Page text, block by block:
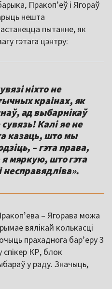
Пракоп’еў і Ягораў
нешта
пытанне, як
гэтага цэнтру:
ніхто не
краінах, як
ад выбарнікаў
Калі яе не
казаць, што мы
– гэта права,
мяркую, што гэта
несправядліва».
– Ягорава можа
вялікай колькасці
прахаднога бар’еру 3
КР, блок
у раду. Значыць,